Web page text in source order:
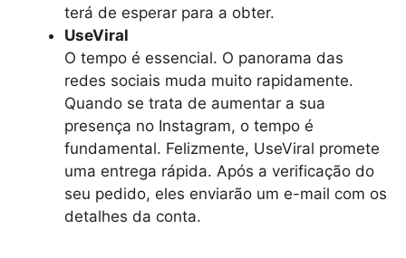
terá de esperar para a obter.
UseViral
O tempo é essencial. O panorama das
redes sociais muda muito rapidamente.
Quando se trata de aumentar a sua
presença no Instagram, o tempo é
fundamental. Felizmente, UseViral promete
uma entrega rápida. Após a verificação do
seu pedido, eles enviarão um e-mail com os
detalhes da conta.